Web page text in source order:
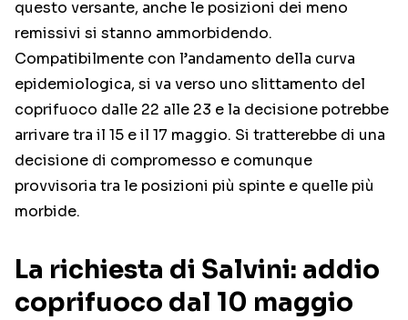
questo versante, anche le posizioni dei meno
remissivi si stanno ammorbidendo.
Compatibilmente con l’andamento della curva
epidemiologica, si va verso uno slittamento del
coprifuoco dalle 22 alle 23 e la decisione potrebbe
arrivare tra il 15 e il 17 maggio. Si tratterebbe di una
decisione di compromesso e comunque
provvisoria tra le posizioni più spinte e quelle più
morbide.
La richiesta di Salvini: addio
coprifuoco dal 10 maggio